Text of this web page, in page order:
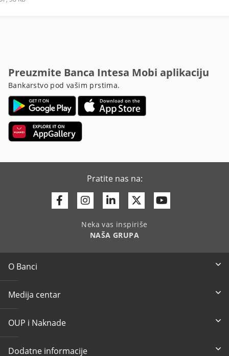
Preuzmite Banca Intesa Mobi aplikaciju
Bankarstvo pod vašim prstima.
Pratite nas na:
FacebookInstagram
LinkedinTwitter
Neka vas inspiriše
NAŠA GRUPA
O Banci
Medija centar
OUP i Naknade
Dodatne informacije